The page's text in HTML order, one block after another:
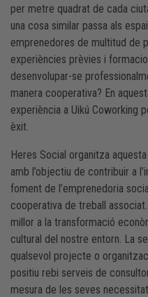
per metre quadrat de cada
una cosa similar passa als
emprenedores de multitud de
experiències prèvies i
desenvolupar-se
manera cooperativa? En
experiència a Uikú Coworking
èxit.
Heres Social organitza
amb l’objectiu de contribuir a
foment de l’emprenedoria
cooperativa de treball
millor a la transformació
cultural del nostre entorn. La
qualsevol projecte o
positiu rebi serveis de
mesura de les seves